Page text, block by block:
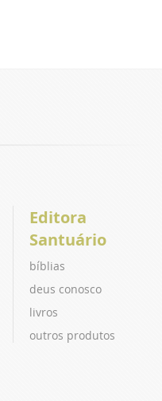
Editora
Santuário
bíblias
deus conosco
livros
outros produtos